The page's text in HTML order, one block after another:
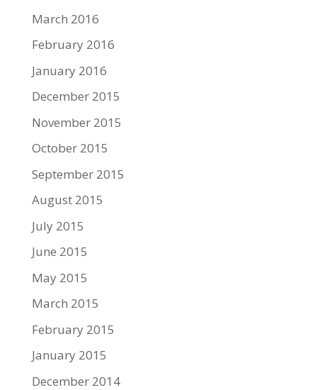
March 2016
February 2016
January 2016
December 2015
November 2015
October 2015
September 2015
August 2015
July 2015
June 2015
May 2015
March 2015
February 2015
January 2015
December 2014